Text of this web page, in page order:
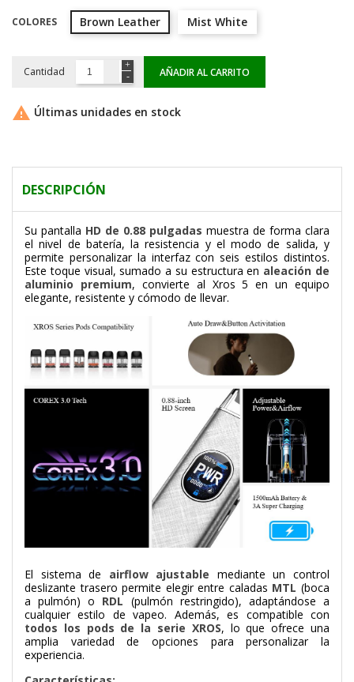
COLORES Brown Leather Mist White
Cantidad AÑADIR AL CARRITO
 Últimas unidades en stock
DESCRIPCIÓN
Su pantalla HD de 0.88 pulgadas muestra de forma clara
el nivel de batería, la resistencia y el modo de salida, y
permite personalizar la interfaz con seis estilos distintos.
Este toque visual, sumado a su estructura en aleación de
aluminio premium, convierte al Xros 5 en un equipo
elegante, resistente y cómodo de llevar.
El sistema de airflow ajustable mediante un control
deslizante trasero permite elegir entre caladas MTL (boca
a pulmón) o RDL (pulmón restringido), adaptándose a
cualquier estilo de vapeo. Además, es compatible con
todos los pods de la serie XROS, lo que ofrece una
amplia variedad de opciones para personalizar la
experiencia.